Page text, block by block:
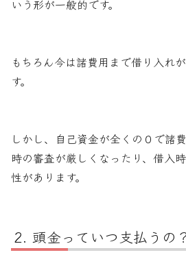
いう形が一般的です。
もちろん今は諸費用まで借り入れ
す。
しかし、自己資金が全くの０で諸
時の審査が厳しくなったり、借入
性があります。
頭金っていつ支払うの